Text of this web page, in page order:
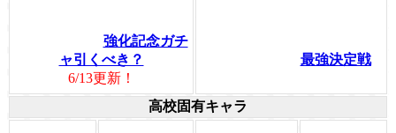
強化記念ガチ
ャ引くべき？
6/13更新！
最強決定戦
高校固有キャラ